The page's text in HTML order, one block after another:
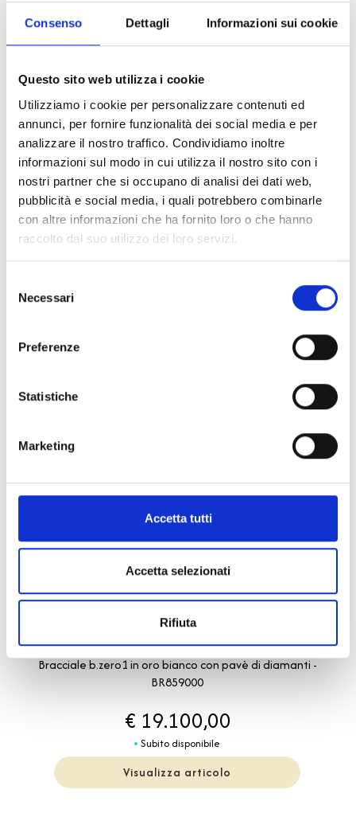
Consenso Dettagli Informazioni sui cookie
Questo sito web utilizza i cookie
Utilizziamo i cookie per personalizzare contenuti ed
annunci, per fornire funzionalità dei social media e per
analizzare il nostro traffico. Condividiamo inoltre
informazioni sul modo in cui utilizza il nostro sito con i
nostri partner che si occupano di analisi dei dati web,
pubblicità e social media, i quali potrebbero combinarle
con altre informazioni che ha fornito loro o che hanno
raccolto dal suo utilizzo dei loro servizi.
delNecessari
Preferenze
Statistiche
Marketing
Accetta tutti
Accetta selezionati
Rifiuta
Serpenti
full pavè di diamanti - br858795 - BR860199
€ 89.000,00
Subito disponibile
Visualizza articolo
B.zero1
Bracciale b.zero1 in oro bianco con pavè di diamanti -
BR859000
€ 19.100,00
Subito disponibile
Visualizza articolo